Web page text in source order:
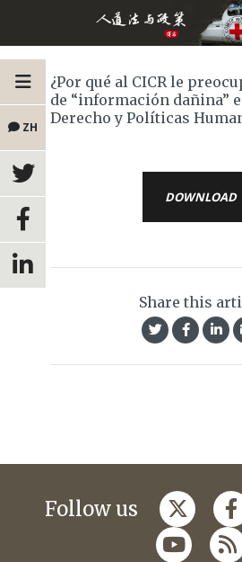
ZH
¿Por qué al CICR le
de “información dañina”
Derecho y Políticas
DOWNLOAD
Share this
Follow us